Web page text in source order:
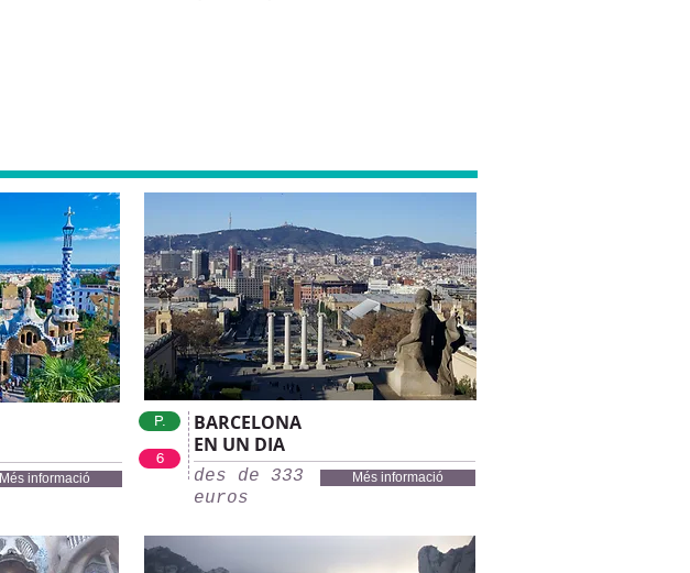
Més informació
P.
6
BARCELONA
EN UN DIA
Més informació
des de 333
euros